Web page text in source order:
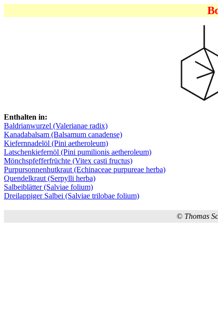
Enthalten in:
Baldrianwurzel (Valerianae radix)
Kanadabalsam (Balsamum canadense)
Kiefernnadelöl (Pini aetheroleum)
Latschenkiefernöl (Pini pumilionis aetheroleum)
Mönchspfefferfrüchte (Vitex casti fructus)
Purpursonnenhutkraut (Echinaceae purpureae herba)
Quendelkraut (Serpylli herba)
Salbeiblätter (Salviae folium)
Dreilappiger Salbei (Salviae trilobae folium)
© Thomas